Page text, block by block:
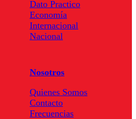
Dato Practico
Economía
Internacional
Nacional
Nosotros
Quienes Somos
Contacto
Frecuencias